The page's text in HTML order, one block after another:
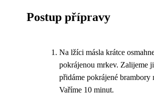
Postup přípravy
Na lžíci másla krátce
pokrájenou mrkev. Zalijeme
přidáme pokrájené brambory
Vaříme 10 minut.